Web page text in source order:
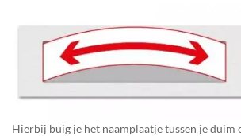
Hierbij buig je het naamplaatje tussen je duim